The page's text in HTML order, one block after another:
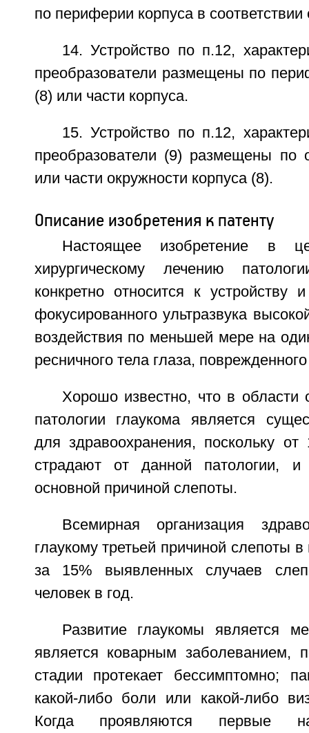
по периферии корпуса в
14. Устройство по п.12,
преобразователи размещены по
(8) или части корпуса.
15. Устройство по п.12,
преобразователи (9) размещены по
или части окружности корпуса (8).
Описание изобретения к патенту
Настоящее изобретение в
хирургическому лечению
конкретно относится к устройству
фокусированного ультразвука
воздействия по меньшей мере на
ресничного тела глаза,
Хорошо известно, что в области
патологии глаукома является
для здравоохранения, поскольку
страдают от данной патологии, и
основной причиной слепоты.
Всемирная организация
глаукому третьей причиной слепоты
за 15% выявленных случаев
человек в год.
Развитие глаукомы является
является коварным заболеванием,
стадии протекает бессимптомно;
какой-либо боли или какой-либо
Когда проявляются первые